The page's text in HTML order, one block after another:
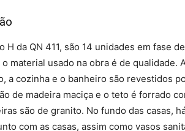
H da QN 411, são 14 unidades em fase
material usado na obra é de qualidade.
a cozinha e o banheiro são revestidos
de madeira maciça e o teto é forrado
são de granito. No fundo das casas,
com as casas, assim como vasos